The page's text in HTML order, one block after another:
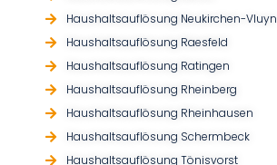
Haushaltsauflösung Neukirchen-Vluyn
Haushaltsauflösung Raesfeld
Haushaltsauflösung Ratingen
Haushaltsauflösung Rheinberg
Haushaltsauflösung Rheinhausen
Haushaltsauflösung Schermbeck
Haushaltsauflösung Tönisvorst